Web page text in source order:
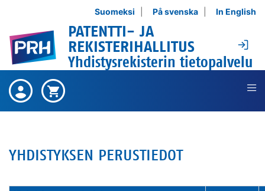
Suomeksi På svenska In English
PATENTTI- JA
REKISTERIHALLITUS
Yhdistysrekisterin tietopalvelu
Ei ostettuja tuotteita ,
Ostetut
tuotteet
Ostoskori on tyhjä ,
Ostoskori
YHDISTYKSEN PERUSTIEDOT